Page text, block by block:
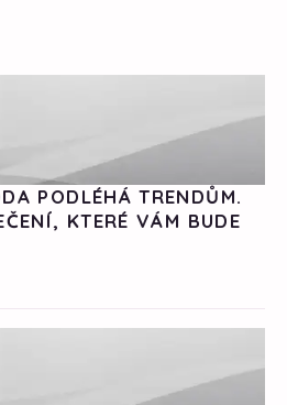
PODLÉHÁ TRENDŮM.
KTERÉ VÁM BUDE